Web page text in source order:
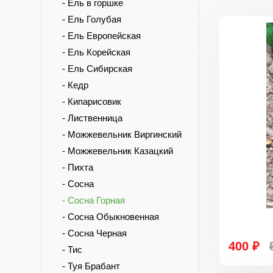
- Ель в горшке
- Ель Голубая
- Ель Европейская
- Ель Корейская
- Ель Сибирская
- Кедр
- Кипарисовик
- Лиственница
- Можжевельник Виргинский
- Можжевельник Казацкий
- Пихта
- Сосна
- Сосна Горная
- Сосна Обыкновенная
- Сосна Черная
- Тис
- Туя Брабант
400 ₽